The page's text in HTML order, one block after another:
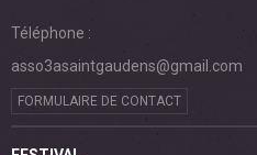
Téléphone :
asso3asaintgaudens@gmail.com
FORMULAIRE DE CONTACT